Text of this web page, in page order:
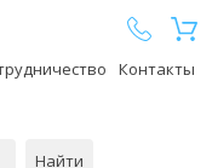
Контакты
Найти